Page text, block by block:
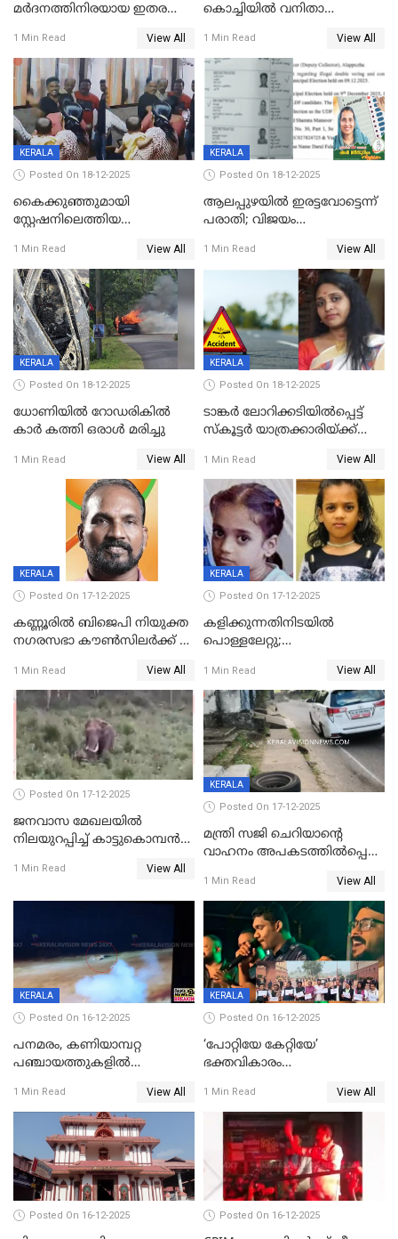
മർദനത്തിനിരയായ ഇതര
നടുക്കുന്ന സംഭവം
വാളയാറിൽ
1 Min Read View All
കൊച്ചിയില്‍ വനിതാ
കോടി രൂപ
1 Min Read View All
KERALA
Posted On 18-12-2025
കൈക്കുഞ്ഞുമായി
സ്റ്റേഷനിലെത്തിയ
കരണത്തടിച്ചു; CC ടിവി
ദൃശ്യങ്ങൾ പുറത്ത്
1 Min Read View All
KERALA
Posted On 18-12-2025
ആലപ്പുഴയിൽ ഇരട്ടവോട്ടെന്ന്
പരാതി; വിജയം
വാർഡിലെ എൽഡിഎഫ്
സ്ഥാനാർത്ഥി
1 Min Read View All
KERALA
Posted On 18-12-2025
ധോണിയിൽ റോഡരികിൽ
കാർ കത്തി ഒരാൾ മരിച്ചു
1 Min Read View All
KERALA
Posted On 18-12-2025
ടാങ്കർ ലോറിക്കടിയിൽപ്പെട്ട്
സ്കൂട്ടർ യാത്രക്കാരിയ്ക്ക്
കണ്ടോത്ത് ദേശീയ പാതയിൽ
1 Min Read View All
KERALA
Posted On 17-12-2025
കണ്ണൂരിൽ ബിജെപി നിയുക്ത
നഗരസഭാ കൗൺസിലർക്ക് 36
1 Min Read View All
KERALA
Posted On 17-12-2025
കളിക്കുന്നതിനിടയിൽ
പൊള്ളലേറ്റു;
ക്ലാസ് വിദ്യാർത്ഥിനി മരിച്ചു
1 Min Read View All
Posted On 17-12-2025
ജനവാസ മേഖലയില്‍
നിലയുറപ്പിച്ച് കാട്ടുകൊമ്പന്‍
1 Min Read View All
KERALA
Posted On 17-12-2025
മന്ത്രി സജി ചെറിയാന്റെ
വാഹനം അപകടത്തിൽപ്പെട്ടു;
രക്ഷപ്പെട്ടത് തലനാരിടയ്ക്ക്
1 Min Read View All
KERALA
Posted On 16-12-2025
പനമരം, കണിയാമ്പറ്റ
പഞ്ചായത്തുകളിൽ
സ്ഥാപനങ്ങൾക്ക് അവധി
1 Min Read View All
KERALA
Posted On 16-12-2025
‘പോറ്റിയേ കേറ്റിയേ’
ഭക്തവികാരം
ഡിജിപിക്ക് പരാതി; ശക്തമായ
നടപടി വേണമെന്നു
സിപിഐഎമ്മും
1 Min Read View All
Posted On 16-12-2025 Posted On 16-12-2025